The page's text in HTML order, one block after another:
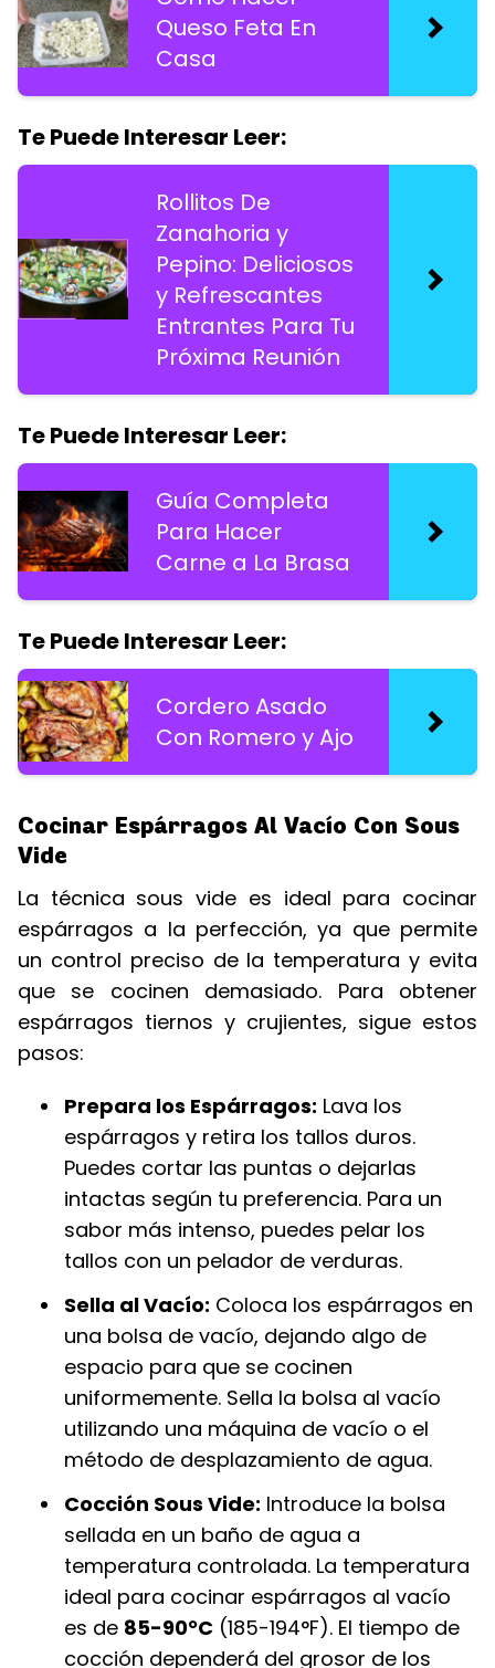
Queso Feta En
Casa
Te Puede Interesar Leer:
Rollitos De
Zanahoria y
Pepino: Deliciosos
y Refrescantes
Entrantes Para Tu
Próxima Reunión
Te Puede Interesar Leer:
Guía Completa
Para Hacer
Carne a La Brasa
Te Puede Interesar Leer:
Cordero Asado
Con Romero y Ajo
Cocinar Espárragos Al Vacío Con Sous
Vide
La técnica sous vide es ideal para cocinar
espárragos a la perfección, ya que permite
un control preciso de la temperatura y evita
que se cocinen demasiado. Para obtener
espárragos tiernos y crujientes, sigue estos
pasos:
Prepara los Espárragos: Lava los
espárragos y retira los tallos duros.
Puedes cortar las puntas o dejarlas
intactas según tu preferencia. Para un
sabor más intenso, puedes pelar los
tallos con un pelador de verduras.
Sella al Vacío: Coloca los espárragos en
una bolsa de vacío, dejando algo de
espacio para que se cocinen
uniformemente. Sella la bolsa al vacío
utilizando una máquina de vacío o el
método de desplazamiento de agua.
Cocción Sous Vide: Introduce la bolsa
sellada en un baño de agua a
temperatura controlada. La temperatura
ideal para cocinar espárragos al vacío
es de 85-90°C (185-194°F). El tiempo de
cocción dependerá del grosor de los